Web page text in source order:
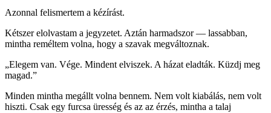
Azonnal felismertem a kézírást.
Kétszer elolvastam a jegyzetet. Aztán harmadszor — lassabban,
mintha reméltem volna, hogy a szavak megváltoznak.
„Elegem van. Vége. Mindent elviszek. A házat eladták. Küzdj meg
magad.”
Minden mintha megállt volna bennem. Nem volt kiabálás, nem volt
hiszti. Csak egy furcsa üresség és az az érzés, mintha a talaj